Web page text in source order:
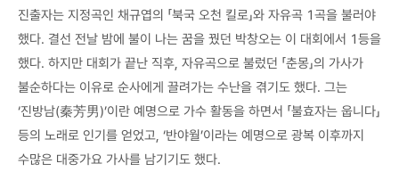
진출자는 지정곡인 채규엽의 「북국 오천 킬로」와 자유곡 1곡을 불러야
했다. 결선 전날 밤에 불이 나는 꿈을 꿨던 박창오는 이 대회에서 1등을
했다. 하지만 대회가 끝난 직후, 자유곡으로 불렀던 「춘몽」의 가사가
불순하다는 이유로 순사에게 끌려가는 수난을 겪기도 했다. 그는
‘진방남(秦芳男)’이란 예명으로 가수 활동을 하면서 「불효자는 웁니다」
등의 노래로 인기를 얻었고, ‘반야월’이라는 예명으로 광복 이후까지
수많은 대중가요 가사를 남기기도 했다.